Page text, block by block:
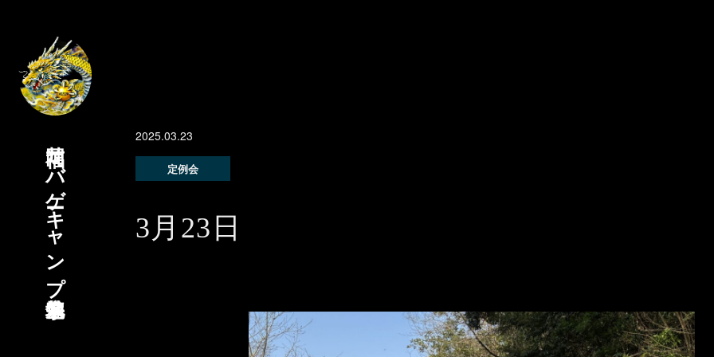
福岡サバゲーキャンプ宗像基地 2025.03.23
定例会
3月23日